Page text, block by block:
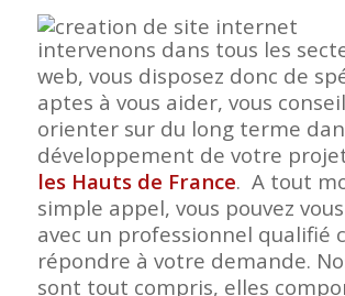
intervenons dans tous les
web, vous disposez donc de
aptes à vous aider, vous
orienter sur du long terme
développement de votre
les Hauts de France. A tout
simple appel, vous pouvez
avec un professionnel qualifié
répondre à votre demande.
sont tout compris, elles